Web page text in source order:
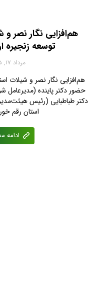
هم‌افزایی نگار نصر
توسعه زنجیره
مرداد ۱۷, ۱۴۰۵
هم‌افزایی نگار نصر و شیلات
حضور دکتر پاینده (مدیرعامل
دکتر طباطبایی (رئیس
استان رقم
ادامه